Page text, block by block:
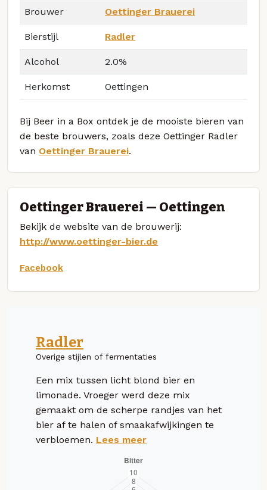
Brouwer Oettinger Brauerei
Bierstijl Radler
Alcohol 2.0%
Herkomst Oettingen
Bij Beer in a Box ontdek je de mooiste bieren van
de beste brouwers, zoals deze Oettinger Radler
van Oettinger Brauerei.
Oettinger Brauerei — Oettingen
Bekijk de website van de brouwerij:
http://www.oettinger-bier.de
Facebook
Radler
Overige stijlen of fermentaties
Een mix tussen licht blond bier en
limonade. Vroeger werd deze mix
gemaakt om de scherpe randjes van het
bier af te halen of smaakafwijkingen te
verbloemen. Lees meer